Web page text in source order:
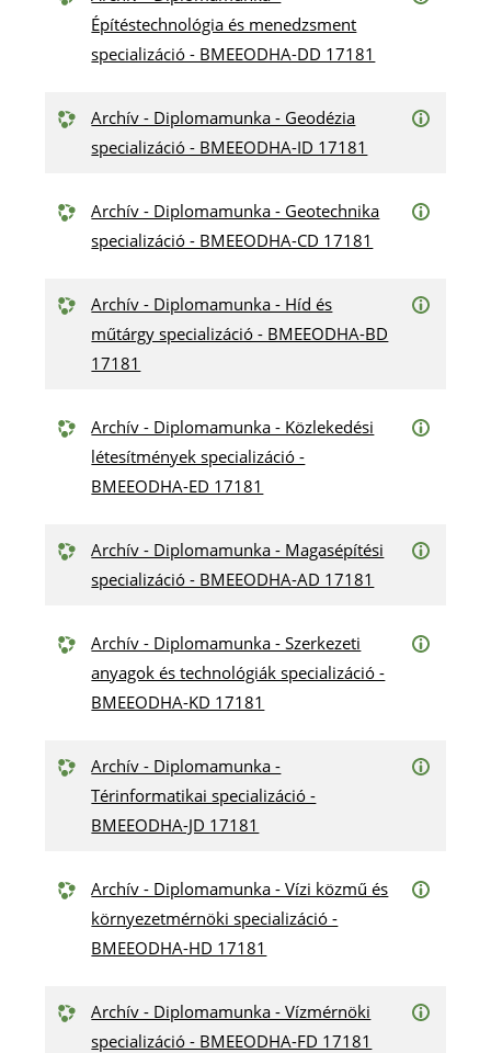
Építéstechnológia és menedzsment
specializáció - BMEEODHA-DD 17181
Archív - Diplomamunka - Geodézia
specializáció - BMEEODHA-ID 17181
Archív - Diplomamunka - Geotechnika
specializáció - BMEEODHA-CD 17181
Archív - Diplomamunka - Híd és
műtárgy specializáció - BMEEODHA-BD
17181
Archív - Diplomamunka - Közlekedési
létesítmények specializáció -
BMEEODHA-ED 17181
Archív - Diplomamunka - Magasépítési
specializáció - BMEEODHA-AD 17181
Archív - Diplomamunka - Szerkezeti
anyagok és technológiák specializáció -
BMEEODHA-KD 17181
Archív - Diplomamunka -
Térinformatikai specializáció -
BMEEODHA-JD 17181
Archív - Diplomamunka - Vízi közmű és
környezetmérnöki specializáció -
BMEEODHA-HD 17181
Archív - Diplomamunka - Vízmérnöki
specializáció - BMEEODHA-FD 17181